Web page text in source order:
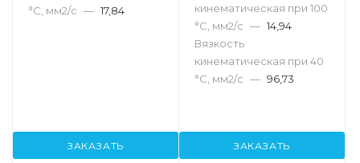
°С, мм2/с — 17,84
ЗАКАЗАТЬ
кинематическая при 100
°С, мм2/с — 14,94
Вязкость
кинематическая при 40
°С, мм2/с — 96,73
ЗАКАЗАТЬ